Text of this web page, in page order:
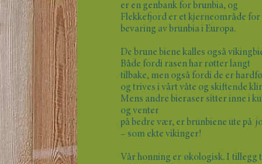
er en genbank for brunbia, og
Flekkefjord er et kjerneområde for
bevaring av brunbia i Europa.
De brune biene kalles også
Både fordi rasen har røtter langt
tilbake, men også fordi de er
og trives i vårt våte og skiftende
Mens andre bieraser sitter inne i
og venter
på bedre vær, er brunbiene ute på
– som ekte vikinger!
Vår honning er økologisk. I tillegg